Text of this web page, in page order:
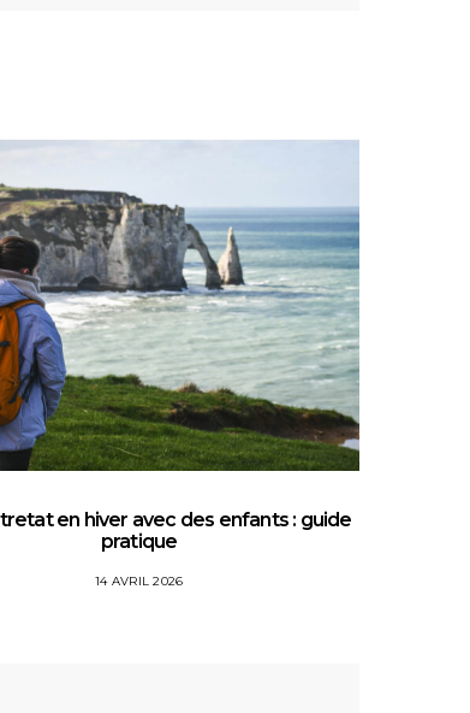
en hiver avec des enfants : guide
pratique
14 AVRIL 2026